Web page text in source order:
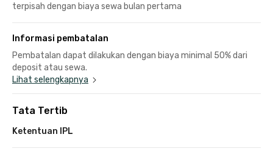
terpisah dengan biaya sewa bulan pertama
Informasi pembatalan
Pembatalan dapat dilakukan dengan biaya minimal 50% dari
deposit atau sewa.
Lihat selengkapnya
Tata Tertib
Ketentuan IPL